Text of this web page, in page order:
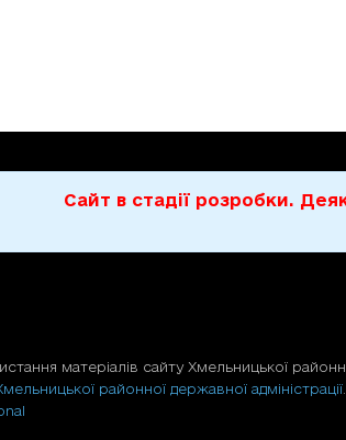
Сайт в стадії розробки.
матерiалiв сайту Хмельницької
районної державної адміністрації